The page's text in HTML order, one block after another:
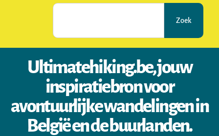
Zoek
Ultimatehiking.be, jouw
inspiratiebron voor
avontuurlijke wandelingen in
België en de buurlanden.